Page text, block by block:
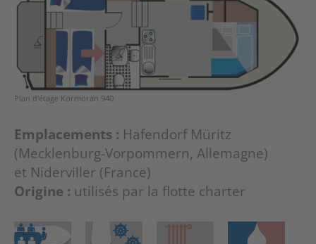
Plan d'étage Kormoran 940
Emplacements : Hafendorf Müritz
(Mecklenburg-Vorpommern, Allemagne)
et Niderviller (France)
Origine : utilisés par la flotte charter